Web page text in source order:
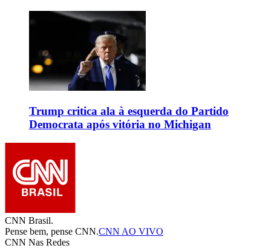
Trump critica ala à esquerda do Partido
Democrata após vitória no Michigan
CNN Brasil.
Pense bem, pense CNN.CNN AO VIVO
CNN Nas Redes